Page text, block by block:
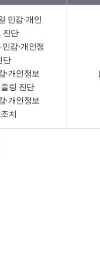
민감·개인
진단
민감·개인정
단
·개인정보
링 진단
·개인정보
치